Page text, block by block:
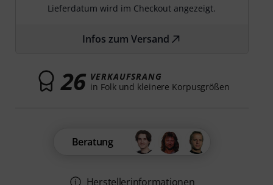
Lieferdatum wird im Checkout angezeigt.
Infos zum Versand
26 VERKAUFSRANG
in Folk und kleinere Korpusgrößen
Beratung
Herstellerinformationen